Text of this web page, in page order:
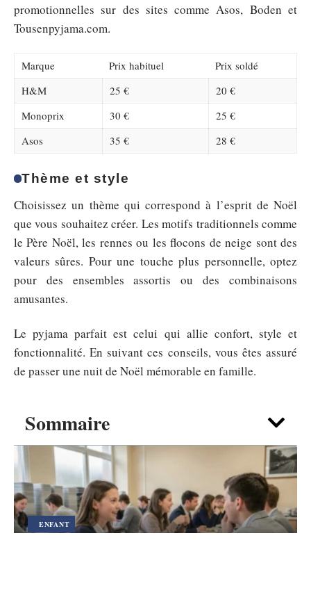
Sommaire
ENFANT
promotionnelles sur des sites comme Asos, Boden et
Tousenpyjama.com.
Marque Prix habituel
Prix soldé
H&M
25 €
20 €
Monoprix
30 €
25 €
Asos
35 € 28 €
Thème et style
Choisissez un thème qui correspond à l’esprit de Noël
que vous souhaitez créer. Les motifs traditionnels comme
le Père Noël, les rennes ou les flocons de neige sont des
valeurs sûres. Pour une touche plus personnelle, optez
pour des ensembles assortis ou des combinaisons
amusantes.
Le pyjama parfait est celui qui allie confort, style et
fonctionnalité. En suivant ces conseils, vous êtes assuré
de passer une nuit de Noël mémorable en famille.